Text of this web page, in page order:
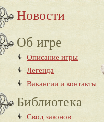
Новости
Об игре
Описание игры
Легенда
Вакансии и контакты
Библиотека
Свод законов